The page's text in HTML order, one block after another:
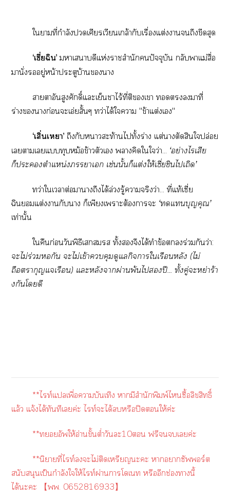
​ใาที่กำลังปวดเศียรเวียนเกล้ากับเรื่องแต่งาถึงขีดสุด
‘เซี่ยฉิน’ าเสนาบดีแห่งาสำนักปัจจุบัน กลับาแม่สื่อ
มานั่งอยู่หน้าประตูบ้านา
​าาอันสูงศักดิ์แะเย็นาไร้ที่ติเา มาที่
ร่างาก่อนะเอ่ยสั้นๆ ทว่าได้ใา "ข้าแต่งเ"
​‘เสิ่นเา’ ถึงกับาสะท้านไทั้งร่าง แต่าตัดสินใปล่อย
เาเแทุบหม้อข้าวตัวเ าคิดใใว่า... ‘อย่างไรเสีย
ก็ะตำแหน่งาเ​ เช่นนั้นก็แต่งให้เซี่ยชินไเถิด’
​ทว่าใเาต่อมาาถึงได้ล่วงรู้าจริงว่า... ที่แท้เซี่ย
ฉินแต่งากับา ก็เพียงเาะต้องาะ ‘แบุญคุณ’
เท่านั้น
​ใคืนก่อนวันพิธีเ ทั้งจึงได้ทำข้อร่วมกันว่า:
ะไม่ร่วมหอกัน ะไม่เข้าคุมดูแลกิจาใเรือนหลัง (ไม่
ถือากุญแจเรือน) แะหลังาผ่านพ้นไปี... ทั้งคู่ะหย่าร้า
งกันโดี
**ไท์​แเพื่อาบันเทิง​ ามีสำนักพิมพ์​ไซื้อลิขสิทธิ์​
แล้ว​ แจ้งได้ทันทีเค่ะ​ ไท์​ะได้หรือปิดให้ค่ะ
**อัพให้อ่านขั้นต่ำ​วันะ10​ ฟรีเค่ะ​
**นิยายที่ไท์​ะไม่ติดเหรียญ​ะะ​ าาซัพร์ต​
สนับสนุน​เป็นกำลัง​ใให้ไท์​ผ่านาโเน​ท​ หรืออีกช่องานี้
ได้ะะ​ 【พพ.​ 0652816933​】